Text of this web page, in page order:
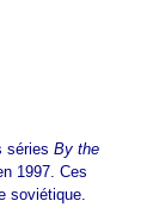
séries By the
1997. Ces
soviétique.